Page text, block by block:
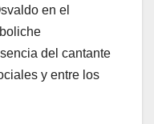
en el
del cantante
y entre los